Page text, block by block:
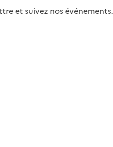
et suivez nos événements.